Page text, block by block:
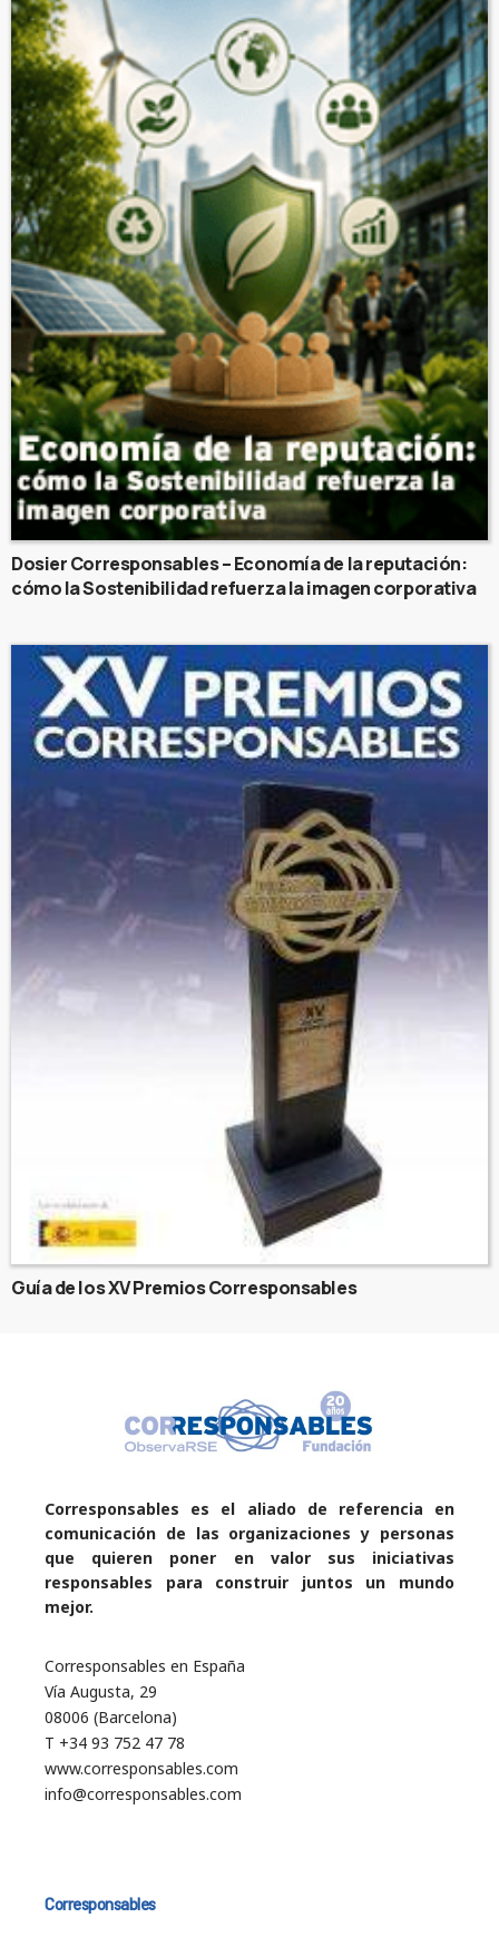
Dosier Corresponsables – Economía de la reputación:
cómo la Sostenibilidad refuerza la imagen corporativa
Guía de los XV Premios Corresponsables
Corresponsables es el aliado de referencia en
comunicación de las organizaciones y personas
que quieren poner en valor sus iniciativas
responsables para construir juntos un mundo
mejor.
Corresponsables en España
Vía Augusta, 29
08006 (Barcelona)
T +34 93 752 47 78
www.corresponsables.com
info@corresponsables.com
Corresponsables